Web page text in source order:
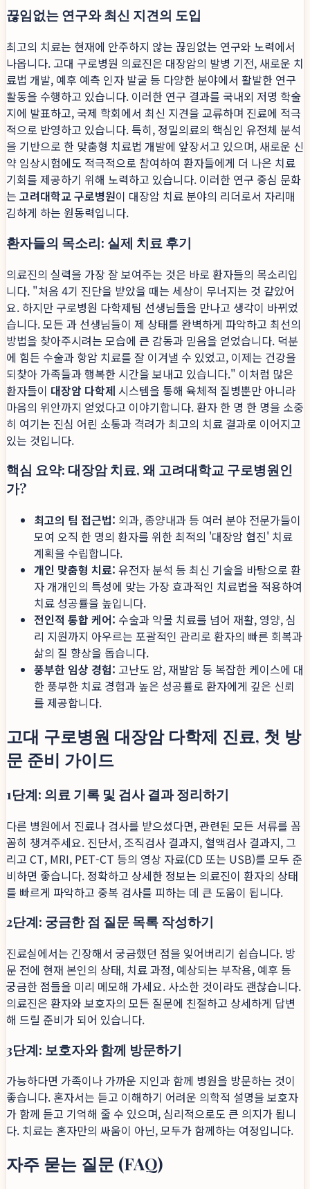
끊임없는 연구와 최신 지견의 도입
최고의 치료는 현재에 안주하지 않는 끊임없는 연구와 노력에서
나옵니다. 고대 구로병원 의료진은 대장암의 발병 기전, 새로운 치
료법 개발, 예후 예측 인자 발굴 등 다양한 분야에서 활발한 연구
활동을 수행하고 있습니다. 이러한 연구 결과를 국내외 저명 학술
지에 발표하고, 국제 학회에서 최신 지견을 교류하며 진료에 적극
적으로 반영하고 있습니다. 특히, 정밀의료의 핵심인 유전체 분석
을 기반으로 한 맞춤형 치료법 개발에 앞장서고 있으며, 새로운 신
약 임상시험에도 적극적으로 참여하여 환자들에게 더 나은 치료
기회를 제공하기 위해 노력하고 있습니다. 이러한 연구 중심 문화
는 고려대학교 구로병원이 대장암 치료 분야의 리더로서 자리매
김하게 하는 원동력입니다.
환자들의 목소리: 실제 치료 후기
의료진의 실력을 가장 잘 보여주는 것은 바로 환자들의 목소리입
니다. "처음 4기 진단을 받았을 때는 세상이 무너지는 것 같았어
요. 하지만 구로병원 다학제팀 선생님들을 만나고 생각이 바뀌었
습니다. 모든 과 선생님들이 제 상태를 완벽하게 파악하고 최선의
방법을 찾아주시려는 모습에 큰 감동과 믿음을 얻었습니다. 덕분
에 힘든 수술과 항암 치료를 잘 이겨낼 수 있었고, 이제는 건강을
되찾아 가족들과 행복한 시간을 보내고 있습니다." 이처럼 많은
환자들이 대장암 다학제 시스템을 통해 육체적 질병뿐만 아니라
마음의 위안까지 얻었다고 이야기합니다. 환자 한 명 한 명을 소중
히 여기는 진심 어린 소통과 격려가 최고의 치료 결과로 이어지고
있는 것입니다.
핵심 요약: 대장암 치료, 왜 고려대학교 구로병원인
가?
최고의 팀 접근법: 외과, 종양내과 등 여러 분야 전문가들이
모여 오직 한 명의 환자를 위한 최적의 '대장암 협진' 치료
계획을 수립합니다.
개인 맞춤형 치료: 유전자 분석 등 최신 기술을 바탕으로 환
자 개개인의 특성에 맞는 가장 효과적인 치료법을 적용하여
치료 성공률을 높입니다.
전인적 통합 케어: 수술과 약물 치료를 넘어 재활, 영양, 심
리 지원까지 아우르는 포괄적인 관리로 환자의 빠른 회복과
삶의 질 향상을 돕습니다.
풍부한 임상 경험: 고난도 암, 재발암 등 복잡한 케이스에 대
한 풍부한 치료 경험과 높은 성공률로 환자에게 깊은 신뢰
를 제공합니다.
고대 구로병원 대장암 다학제 진료, 첫 방
문 준비 가이드
1단계: 의료 기록 및 검사 결과 정리하기
다른 병원에서 진료나 검사를 받으셨다면, 관련된 모든 서류를 꼼
꼼히 챙겨주세요. 진단서, 조직검사 결과지, 혈액검사 결과지, 그
리고 CT, MRI, PET-CT 등의 영상 자료(CD 또는 USB)를 모두 준
비하면 좋습니다. 정확하고 상세한 정보는 의료진이 환자의 상태
를 빠르게 파악하고 중복 검사를 피하는 데 큰 도움이 됩니다.
2단계: 궁금한 점 질문 목록 작성하기
진료실에서는 긴장해서 궁금했던 점을 잊어버리기 쉽습니다. 방
문 전에 현재 본인의 상태, 치료 과정, 예상되는 부작용, 예후 등
궁금한 점들을 미리 메모해 가세요. 사소한 것이라도 괜찮습니다.
의료진은 환자와 보호자의 모든 질문에 친절하고 상세하게 답변
해 드릴 준비가 되어 있습니다.
3단계: 보호자와 함께 방문하기
가능하다면 가족이나 가까운 지인과 함께 병원을 방문하는 것이
좋습니다. 혼자서는 듣고 이해하기 어려운 의학적 설명을 보호자
가 함께 듣고 기억해 줄 수 있으며, 심리적으로도 큰 의지가 됩니
다. 치료는 혼자만의 싸움이 아닌, 모두가 함께하는 여정입니다.
자주 묻는 질문 (FAQ)